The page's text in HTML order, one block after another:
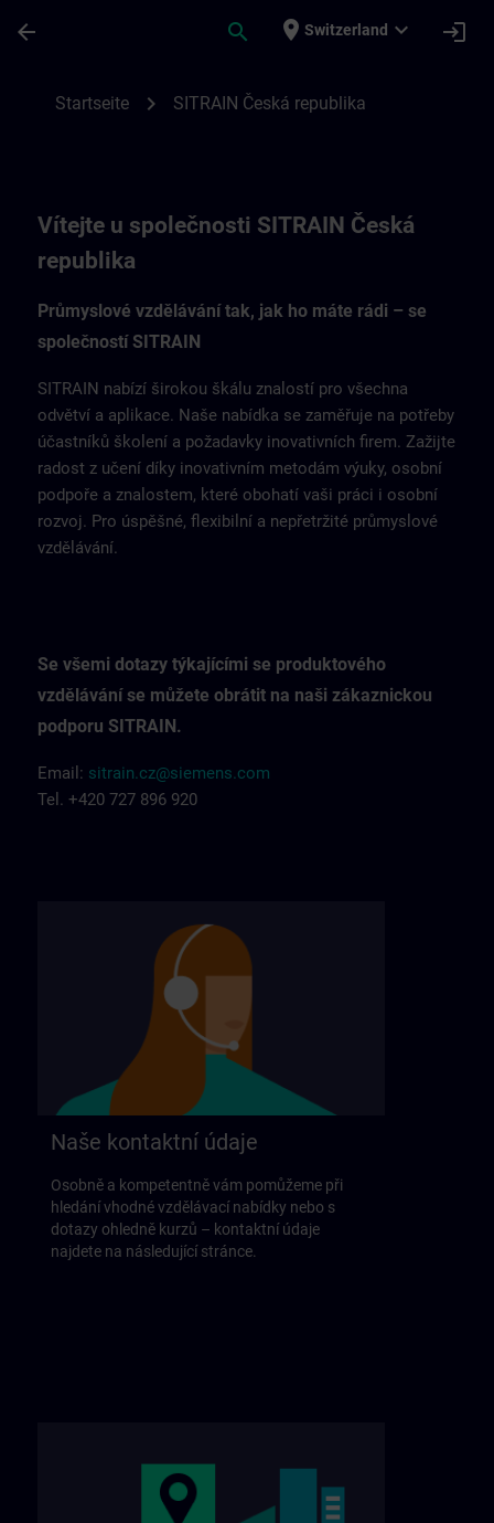
arrow_back search place Switzerland expand_more login
Startseite chevron_right SITRAIN Česká republika
Vítejte u společnosti SITRAIN Česká
republika
Průmyslové vzdělávání tak, jak ho máte rádi – se
společností SITRAIN
SITRAIN nabízí širokou škálu znalostí pro všechna
odvětví a aplikace. Naše nabídka se zaměřuje na potřeby
účastníků školení a požadavky inovativních firem. Zažijte
radost z učení díky inovativním metodám výuky, osobní
podpoře a znalostem, které obohatí vaši práci i osobní
rozvoj. Pro úspěšné, flexibilní a nepřetržité průmyslové
vzdělávání.
Se všemi dotazy týkajícími se produktového
vzdělávání se můžete obrátit na naši zákaznickou
podporu SITRAIN.
Email: sitrain.cz@siemens.com
Tel. +420 727 896 920
Naše kontaktní údaje
Osobně a kompetentně vám pomůžeme při
hledání vhodné vzdělávací nabídky nebo s
dotazy ohledně kurzů – kontaktní údaje
najdete na následující stránce.